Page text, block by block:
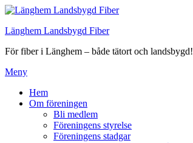
Hoppa
innehåll
Länghem Landsbygd Fiber
För fiber i Länghem – både tätort och landsbygd!
Meny
Hem
Om föreningen
Bli medlem
Föreningens styrelse
Föreningens stadgar